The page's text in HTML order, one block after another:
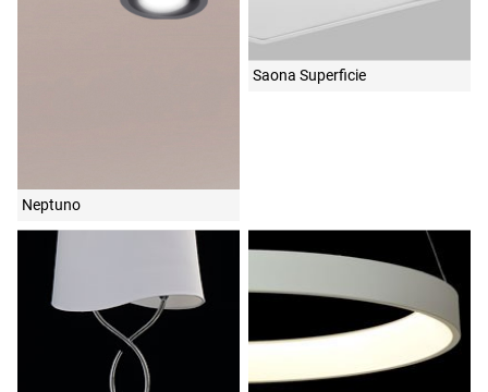
Neptuno
Saona Superficie